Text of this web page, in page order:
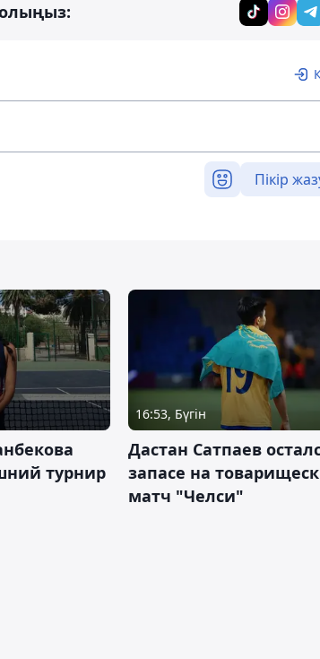
Пікір
турнир
16:53, Бүгін
Дастан Сатпаев
запасе на
матч "Челси"